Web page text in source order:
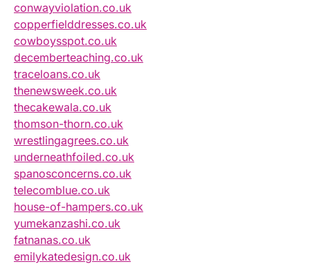
conwayviolation.co.uk
copperfielddresses.co.uk
cowboysspot.co.uk
decemberteaching.co.uk
traceloans.co.uk
thenewsweek.co.uk
thecakewala.co.uk
thomson-thorn.co.uk
wrestlingagrees.co.uk
underneathfoiled.co.uk
spanosconcerns.co.uk
telecomblue.co.uk
house-of-hampers.co.uk
yumekanzashi.co.uk
fatnanas.co.uk
emilykatedesign.co.uk